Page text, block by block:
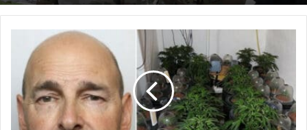
hombre
con
cáncer
construye
un
imperio